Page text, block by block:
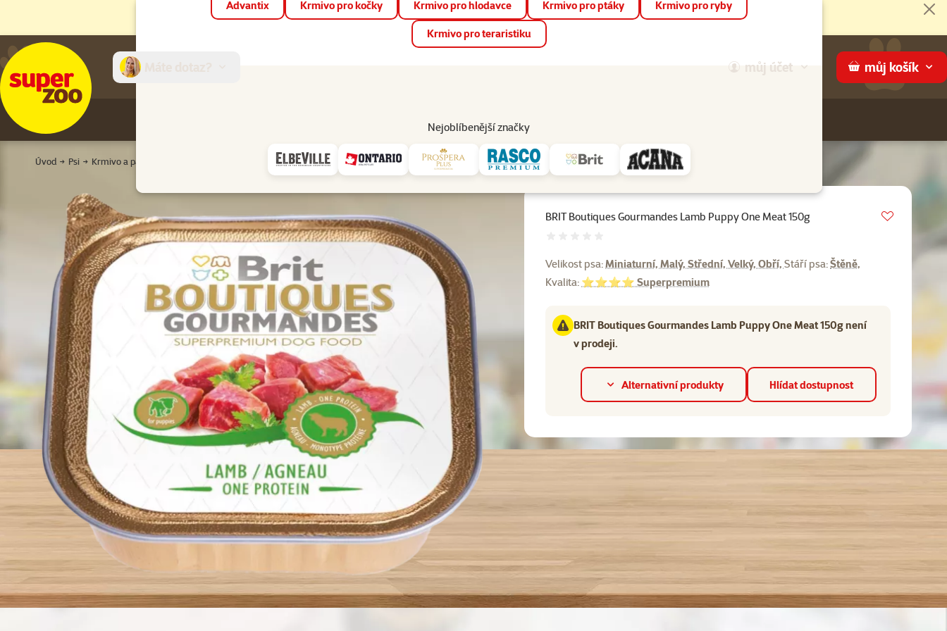
📱 Stáhněte si novou aplikaci Super zoo.Více informací
můj účet můj košík
Advantix Krmivo pro kočky Krmivo pro hlodavce Krmivo pro ptáky Krmivo pro ryby
Krmivo pro teraristiku
Nejoblíbenější značky
Prodejny Služby
Úvod Psi Krmivo a pamlsky Pro štěňata BRIT Boutiques Gourmandes Lamb Puppy One Meat 150g
BRIT Boutiques Gourmandes Lamb Puppy One Meat 150g
Velikost psa:Miniaturní, Malý, Střední, Velký, Obří, Stáří psa:Štěně,
Kvalita: ⭐⭐⭐⭐ Superpremium
BRIT Boutiques Gourmandes Lamb Puppy One Meat 150g není
v prodeji.
Alternativní produkty Hlídat dostupnost